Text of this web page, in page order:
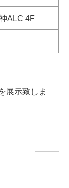
ALC 4F
展示致しま